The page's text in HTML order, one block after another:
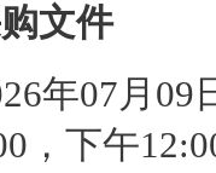
文件
年07月09
，下午